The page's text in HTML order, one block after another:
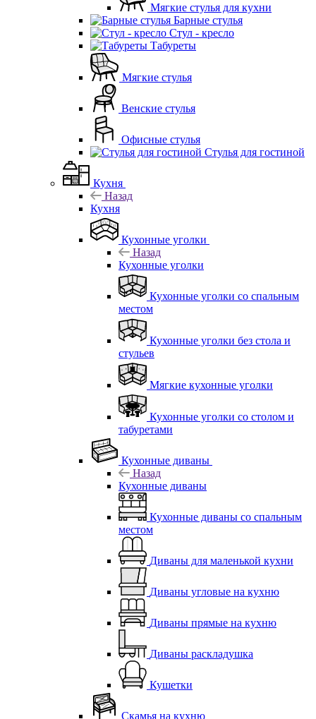
Мягкие стулья для кухни
Барные стулья
Стул - кресло
Табуреты
Мягкие стулья
Венские стулья
Офисные стулья
Стулья для гостиной
Кухня
Назад
Кухня
Кухонные уголки
Назад
Кухонные уголки
Кухонные уголки со спальным
местом
Кухонные уголки без стола и
стульев
Мягкие кухонные уголки
Кухонные уголки со столом и
табуретами
Кухонные диваны
Назад
Кухонные диваны
Кухонные диваны со спальным
местом
Диваны для маленькой кухни
Диваны угловые на кухню
Диваны прямые на кухню
Диваны раскладушка
Кушетки
Скамья на кухню